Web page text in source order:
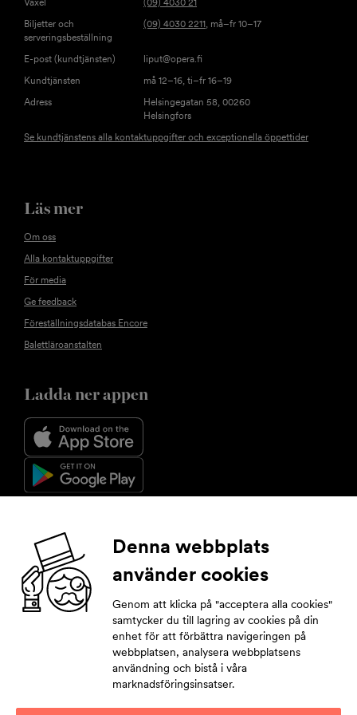
Växel
(09) 4030 21
Biljetter och
serveringsbeställning
(09) 4030 2211, må–fr 10–17
E-post (kundtjänsten)
liput@opera.fi
Kundtjänsten
må 12–16, ti–fr 16–19
Adress
Helsingegatan 58, 00260
Helsingfors
Se kundtjänstens alla kontaktuppgifter och exceptionella öppettider
Läs mer
Om oss
Alla kontaktuppgifter
För media
Ge feedback
Föreställningsdatabas Encore
Balettläroanstalten
Ladda ner appen
Följ oss
Facebook Instagram YouTube LinkedIn
Prenumerera på nyhetsbrev
Ge dina kontaktuppgifter så hänger du med i alla nyheter.
Denna webbplats
använder cookies
Genom att klicka på "acceptera alla cookies"
samtycker du till lagring av cookies på din
enhet för att förbättra navigeringen på
webbplatsen, analysera webbplatsens
användning och bistå i våra
marknadsföringsinsatser.